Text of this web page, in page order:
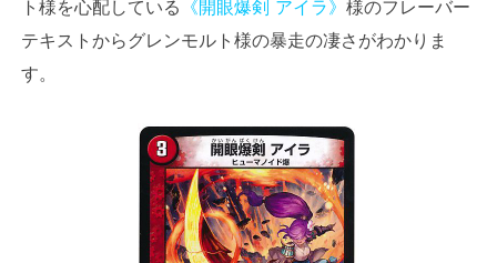
ト様を心配している 《開眼爆剣 アイラ》 様のフレーバー
テキストからグレンモルト様の暴走の凄さがわかりま
す。